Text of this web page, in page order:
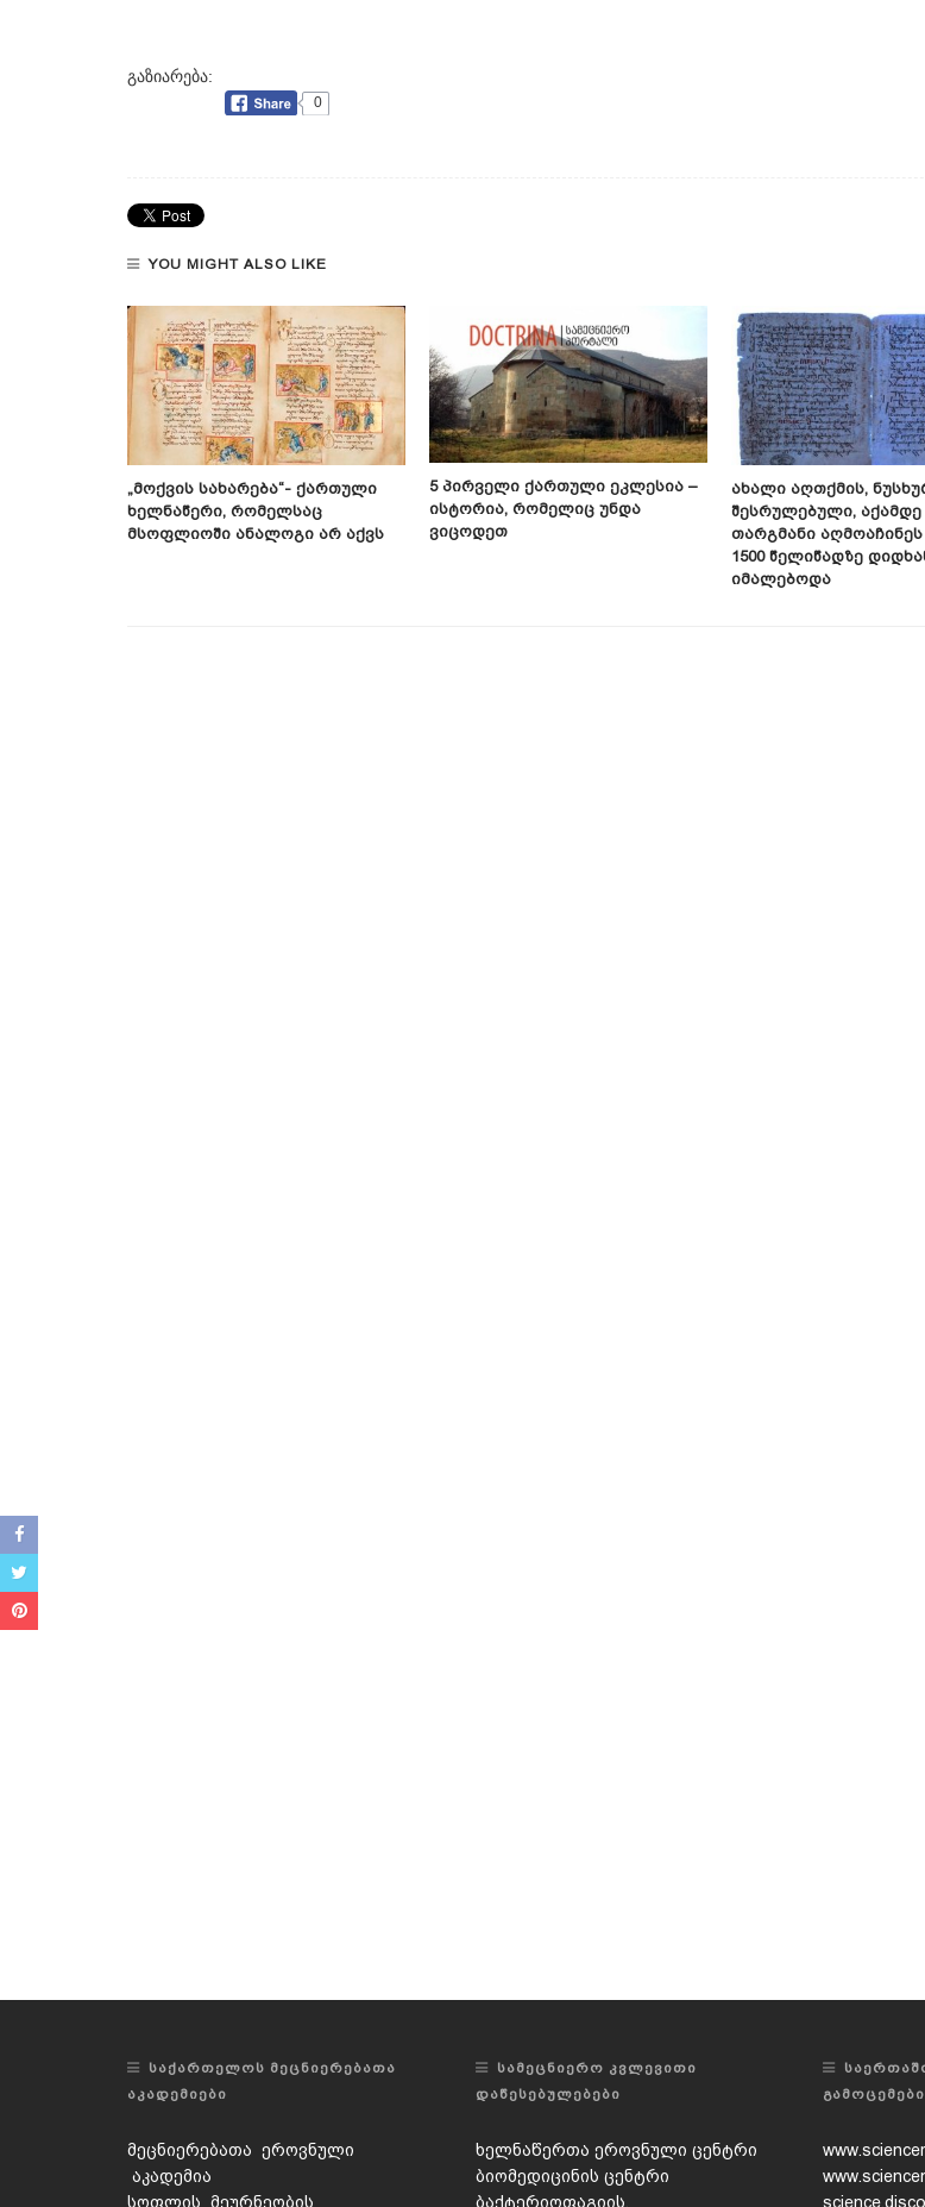
გაზიარება:
0
YOU MIGHT ALSO LIKE
„მოქვის Სახარება“- Ქართული
Ხელნაწერი, Რომელსაც
Მსოფლიოში Ანალოგი Არ Აქვს
5 Პირველი Ქართული Ეკლესია –
Ისტორია, Რომელიც Უნდა
Ვიცოდეთ
Ახალი Აღთქმის,
Შესრულებული, Აქამდე
Თარგმანი
1500 Წელიწადზე
Იმალებოდა
ᲡᲐᲥᲐᲠᲗᲔᲚᲝᲡ ᲛᲔᲪᲜᲘᲔᲠᲔᲑᲐᲗᲐ
ᲐᲙᲐᲓᲔᲛᲘᲔᲑᲘ
მეცნიერებათა ეროვნული
აკადემია
სოფლის მეურნეობის
ᲡᲐᲛᲔᲪᲜᲘᲔᲠᲝ ᲙᲕᲚᲔᲕᲘᲗᲘ
ᲓᲐᲬᲔᲡᲔᲑᲣᲚᲔᲑᲔᲑᲘ
ხელნაწერთა ეროვნული ცენტრი
ბიომედიცინის ცენტრი
ბაქტერიოფაგიის,
ᲒᲐᲛᲝᲪᲔᲛᲔᲑᲘ